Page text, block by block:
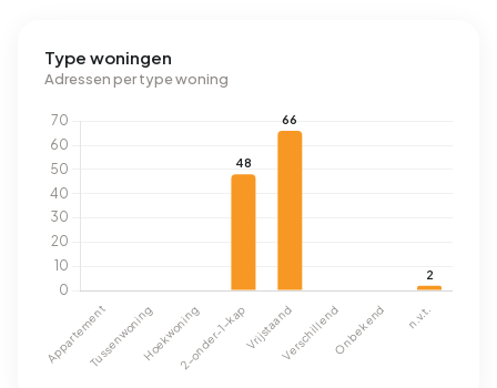
Type woningen
Adressen per type woning